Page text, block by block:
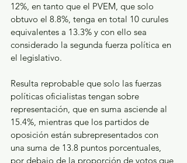
12%, en tanto que el PVEM, que solo
obtuvo el 8.8%, tenga en total 10 curules
equivalentes a 13.3% y con ello sea
considerado la segunda fuerza política en
el legislativo.
Resulta reprobable que solo las fuerzas
políticas oficialistas tengan sobre
representación, que en suma asciende al
15.4%, mientras que los partidos de
oposición están subrepresentados con
una suma de 13.8 puntos porcentuales,
por debajo de la proporción de votos que